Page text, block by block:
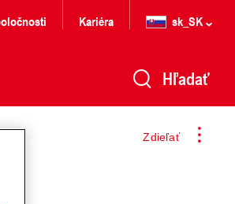
Kariéra sk_SK
Hľadať
Zdieľať